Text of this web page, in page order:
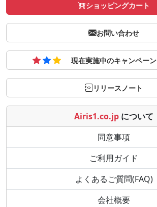
ショッピングカート
お問い合わせ
現在実施中のキャンペーン
リリースノート
Airis1.co.jp について
同意事項
ご利用ガイド
よくあるご質問(FAQ)
会社概要